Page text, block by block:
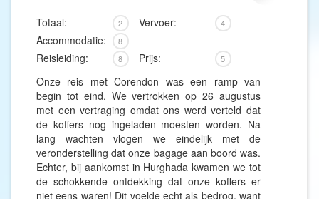
Totaal: 2 Vervoer: 4
Accommodatie: 8
Reisleiding: 8 Prijs: 5
Onze reis met Corendon was een ramp van
begin tot eind. We vertrokken op 26 augustus
met een vertraging omdat ons werd verteld dat
de koffers nog ingeladen moesten worden. Na
lang wachten vlogen we eindelijk met de
veronderstelling dat onze bagage aan boord was.
Echter, bij aankomst in Hurghada kwamen we tot
de schokkende ontdekking dat onze koffers er
niet eens waren! Dit voelde echt als bedrog, want